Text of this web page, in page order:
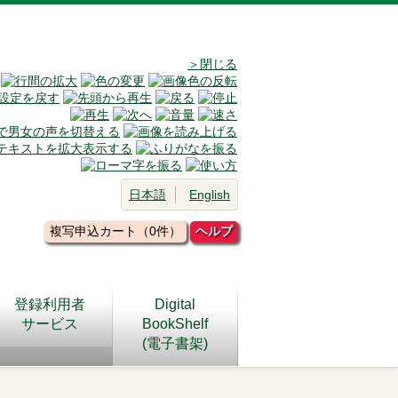
＞閉じる
日本語 English
複写申込カート（0件） ヘルプ
登録利用者
サービス
Digital
BookShelf
(電子書架)